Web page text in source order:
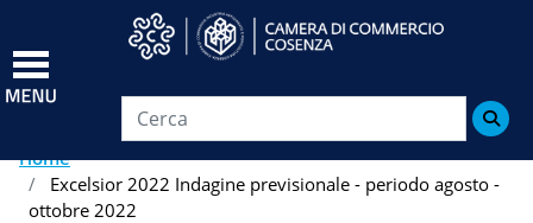
al
principale

Home
Excelsior 2022 Indagine previsionale - periodo agosto -
ottobre 2022